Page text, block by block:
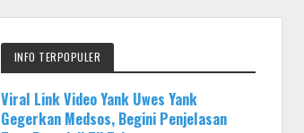
INFO TERPOPULER
Viral Link Video Yank Uwes Yank
Gegerkan Medsos, Begini Penjelasan